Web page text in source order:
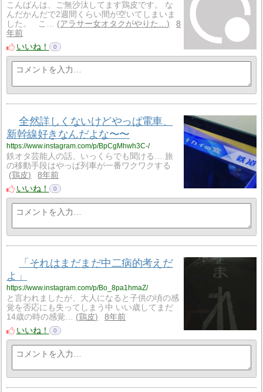
こんばんは、ご無沙汰してます鶏皮です。 な
んだかんだで2週間くらい間が空いてしまいま
した。 こ…
アラサー女オタクがやりた…
8
年前
いいね！
0
全然詳しくないけどやっぱ電車、
新幹線好きなんだよな〜〜
https://www.instagram.com/p/BpCgMhwh3C-/
鉄オタ芸能人の話、いっくらでも聞ける… 旅
の移動手段はやっぱ列車が一番ワクワクする
鶏皮
8年前
いいね！
0
「それはまだまだ中二病的考えだ
よ」
https://www.instagram.com/p/Bo_8pa1hmaZ/
と言われましたが、大人になると子供の頃の感
覚を否応にも失ってしまう中 いい歳してまだ
14歳の時の感覚…
鶏皮
8年前
いいね！
0